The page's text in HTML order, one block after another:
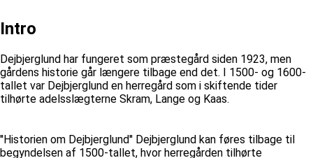
Intro
Dejbjerglund har fungeret som præstegård siden 1923, men
gårdens historie går længere tilbage end det. I 1500- og 1600-
tallet var Dejbjerglund en herregård som i skiftende tider
tilhørte adelsslægterne Skram, Lange og Kaas.
''Historien om Dejbjerglund'' Dejbjerglund kan føres tilbage til
begyndelsen af 1500-tallet, hvor herregården tilhørte